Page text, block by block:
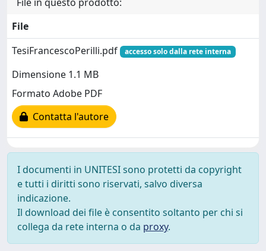
File
TesiFrancescoPerilli.pdf
accesso solo dalla rete interna
Dimensione 1.1 MB
Formato Adobe PDF
Contatta l'autore
I documenti in UNITESI sono protetti da copyright
e tutti i diritti sono riservati, salvo diversa
indicazione.
Il download dei file è consentito soltanto per chi si
collega da rete interna o da proxy.